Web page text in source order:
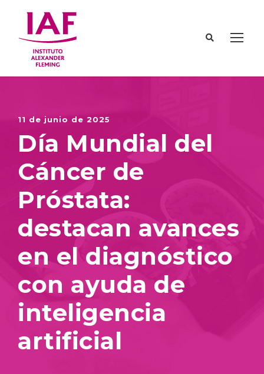
11 de junio de 2025
Día Mundial del
Cáncer de
Próstata:
destacan avances
en el diagnóstico
con ayuda de
inteligencia
artificial